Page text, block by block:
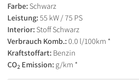
Farbe: Schwarz
Leistung:55 kW / 75 PS
Interior: Stoff Schwarz
Verbrauch Komb.:0.0 l/100km *
Kraftstoffart: Benzin
CO2 Emission: g/km *